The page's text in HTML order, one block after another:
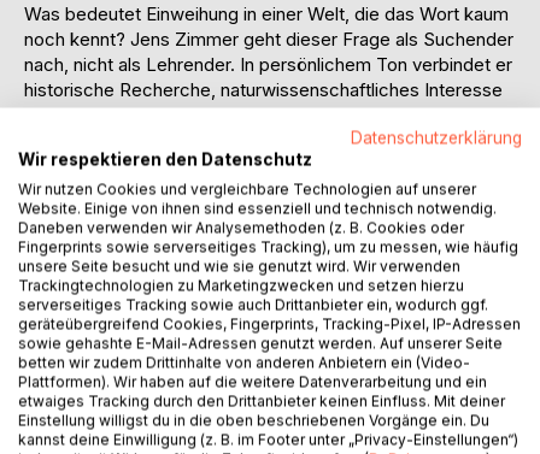
Was bedeutet Einweihung in einer Welt, die das Wort kaum
noch kennt? Jens Zimmer geht dieser Frage als Suchender
nach, nicht als Lehrender. In persönlichem Ton verbindet er
historische Recherche, naturwissenschaftliches Interesse
und spirituelle Offenheit zu einem Bericht über jene Wege,
auf denen sich Menschen seit Jahrtausenden einer
geistigen Wirklichkeit zu nähern versuchen.
Der Streifzug führt durch bekannte und weniger bekannte
Strömungen: Freimaurer und Rosenkreuzer, Theosophen
und Anthroposophen, die Mysterienschulen der Antike und
die hermetische Tradition. Ein persönlicher Teil schildert
den Weg des Autors vom kindlichen Glauben über
naturwissenschaftliche Ausbildung und Sonnenphysik bis
zur geistigen Suche und schliesslich zu Rudolf Steiner,
dessen Bild der geistigen Hierarchien das Herzstück des
Buches bildet.
Datenschutzerklärung
Wir respektieren den Datenschutz
Wir nutzen Cookies und vergleichbare Technologien auf unserer
Website. Einige von ihnen sind essenziell und technisch notwendig.
Daneben verwenden wir Analysemethoden (z. B. Cookies oder
Fingerprints sowie serverseitiges Tracking), um zu messen, wie häufig
unsere Seite besucht und wie sie genutzt wird. Wir verwenden
Trackingtechnologien zu Marketingzwecken und setzen hierzu
serverseitiges Tracking sowie auch Drittanbieter ein, wodurch ggf.
geräteübergreifend Cookies, Fingerprints, Tracking-Pixel, IP-Adressen
sowie gehashte E-Mail-Adressen genutzt werden. Auf unserer Seite
betten wir zudem Drittinhalte von anderen Anbietern ein (Video-
Plattformen). Wir haben auf die weitere Datenverarbeitung und ein
etwaiges Tracking durch den Drittanbieter keinen Einfluss. Mit deiner
Einstellung willigst du in die oben beschriebenen Vorgänge ein. Du
kannst deine Einwilligung (z. B. im Footer unter „Privacy-Einstellungen“)